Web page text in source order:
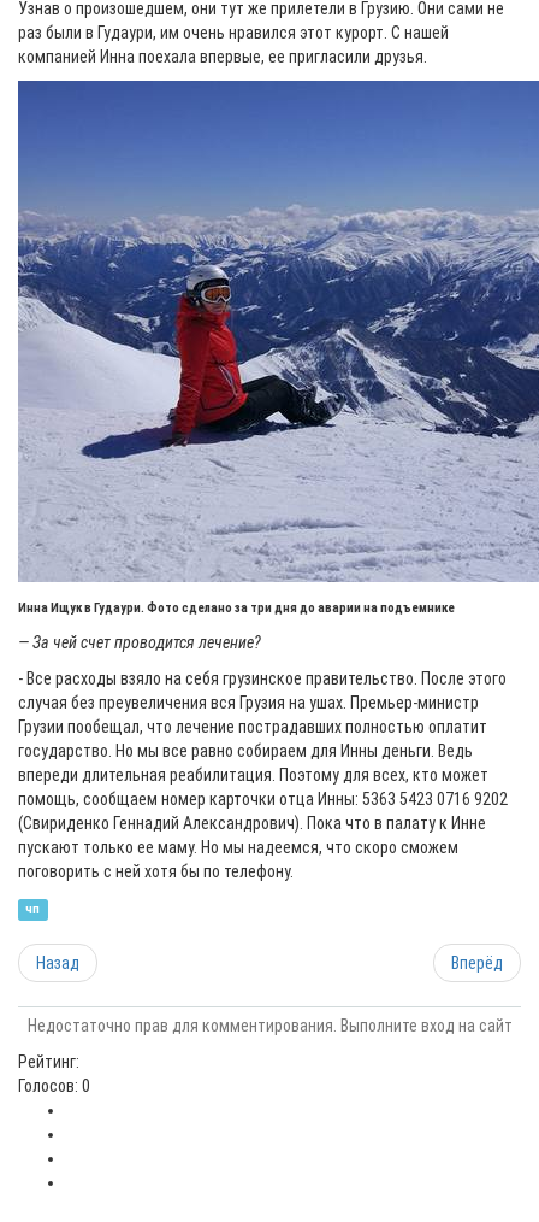
Узнав о произошедшем, они тут же прилетели в Грузию. Они сами не
раз были в Гудаури, им очень нравился этот курорт. С нашей
компанией Инна поехала впервые, ее пригласили друзья.
Инна Ищук в Гудаури. Фото сделано за три дня до аварии на подъемнике
— За чей счет проводится лечение?
- Все расходы взяло на себя грузинское правительство. После этого
случая без преувеличения вся Грузия на ушах. Премьер-министр
Грузии пообещал, что лечение пострадавших полностью оплатит
государство. Но мы все равно собираем для Инны деньги. Ведь
впереди длительная реабилитация. Поэтому для всех, кто может
помощь, сообщаем номер карточки отца Инны: 5363 5423 0716 9202
(Свириденко Геннадий Александрович). Пока что в палату к Инне
пускают только ее маму. Но мы надеемся, что скоро сможем
поговорить с ней хотя бы по телефону.
чп
Назад Вперёд
Недостаточно прав для комментирования. Выполните вход на сайт
Рейтинг:
Голосов: 0